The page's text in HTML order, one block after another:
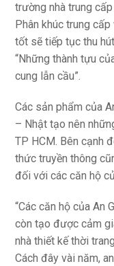
trường nhà trung
Phân khúc trung
tốt sẽ tiếp tục thu
“Những thành tựu
cung lẫn cầu”.
Các sản phẩm của
– Nhật tạo nên
TP HCM. Bên cạnh
thức truyền thông
đối với các căn hộ
“Các căn hộ của An
còn tạo được cảm
nhà thiết kế thời
Cách đây vài năm,